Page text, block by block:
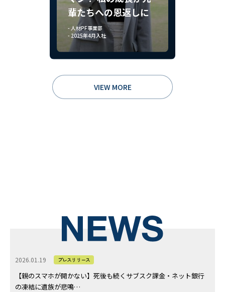
輩たちへの恩返しに
- 人材PF事業部
- 2025年4月入社
VIEW MORE
2026.01.19 プレスリリース
【親のスマホが開かない】死後も続くサブスク課金・ネット銀行
の凍結に遺族が悲鳴…